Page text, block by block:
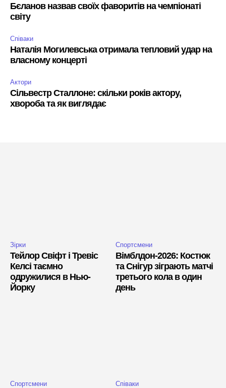
Бєланов назвав своїх фаворитів на чемпіонаті
світу
Співаки
Наталія Могилевська отримала тепловий удар на
власному концерті
Актори
Сільвестр Сталлоне: скільки років актору,
хвороба та як виглядає
Зірки
Тейлор Свіфт і Тревіс
Келсі таємно
одружилися в Нью-
Йорку
Спортсмени
Вімблдон-2026: Костюк
та Снігур зіграють матчі
третього кола в один
день
Спортсмени Співаки